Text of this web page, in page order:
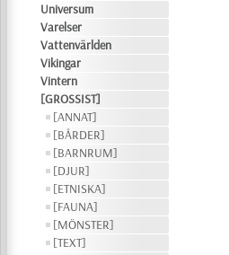
Universum
Varelser
Vattenvärlden
Vikingar
Vintern
[GROSSIST]
[ANNAT]
[BÅRDER]
[BARNRUM]
[DJUR]
[ETNISKA]
[FAUNA]
[MÖNSTER]
[TEXT]